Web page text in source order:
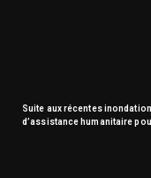
Suite aux récentes
d’assistance humanitaire